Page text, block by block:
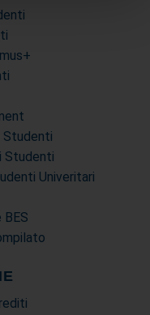
inoltre
il nostro sito con i
dei dati web,
combinarle
Studenti
Studenti
Univeritari
BES